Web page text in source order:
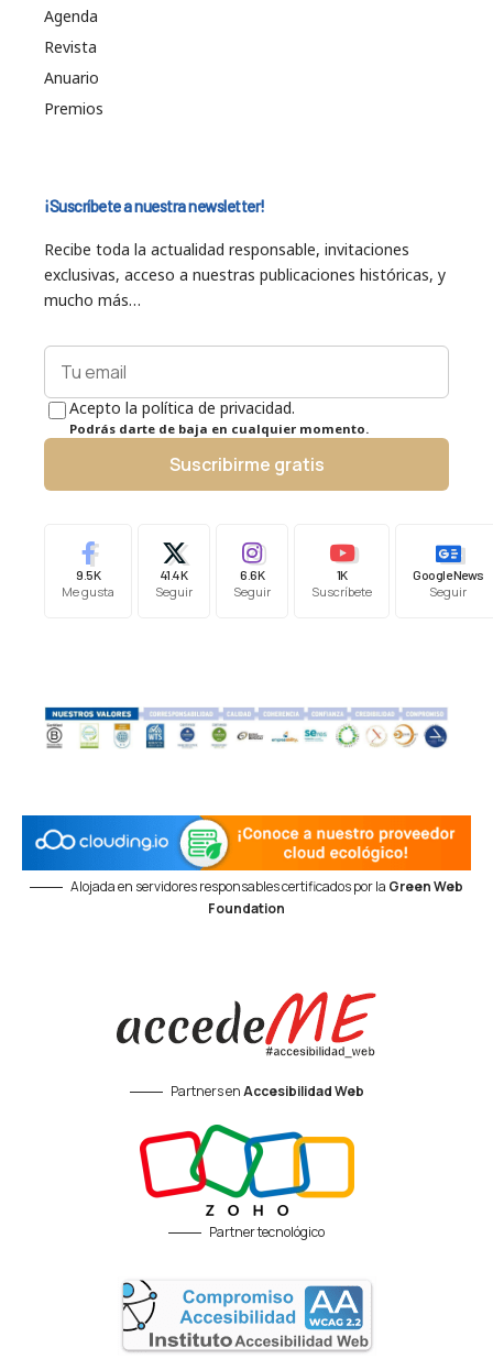
Agenda
Revista
Anuario
Premios
¡Suscríbete a nuestra newsletter!
Recibe toda la actualidad responsable, invitaciones
exclusivas, acceso a nuestras publicaciones históricas, y
mucho más…
Acepto la política de privacidad.
Podrás darte de baja en cualquier momento.
Suscribirme gratis
9.5K
Me gusta
41.4K
Seguir
6.6K
Seguir
1K
Suscríbete
Google News
Seguir
Alojada en servidores responsables certificados por la Green Web
Foundation
Partners enAccesibilidad Web
Partner tecnológico